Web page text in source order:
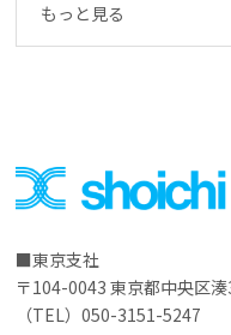
もっと見る
東京支社
〒104-0043 東京都中央区
（TEL）050-3151-5247